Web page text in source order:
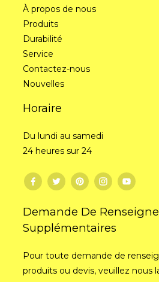
À propos de nous
Produits
Durabilité
Service
Contactez-nous
Nouvelles
Horaire
Du lundi au samedi
24 heures sur 24
Demande De
Supplémentaires
Pour toute demande de
produits ou devis, veuillez nous